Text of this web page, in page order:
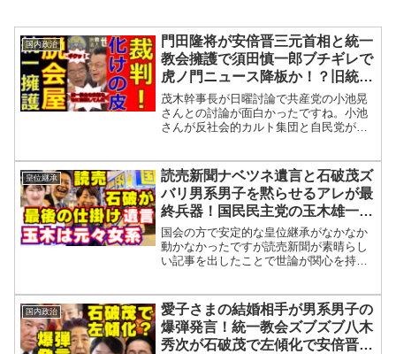
国内政治
門田隆将が安倍晋三元首相と統一
教会擁護で須田慎一郎ブチギレで
虎ノ門ニュース降板か！？旧統一
教会の脱会屋損害賠償訴訟がヤバ
イ！創価学会が靖国神社に提灯献
灯事件！小室圭は眞子さんと別れ
茂木幹事長が日曜討論で共産党の小池晃
さんとの討論が面白かったですね。小池
さんが反社会的カルト集団と自民党が何
いけども個人的に接点があったからこれ
を断っていくのが必要と答...
皇位継承
読売新聞ナベツネ遺言と石破茂ズ
バリ男系男子を黙らせるアレが最
終兵器！国民民主党の玉木雄一郎
が山尾志桜里を推薦した本当の理
由！
国会の方で安定的な皇位継承がなかなか
動かなかったですが読売新聞が素晴らし
い記事を出したことで世論が関心を持ち
ますね。読売新聞は4月17日の朝刊でも歴
史学者で京都産業大学...
国内政治
愛子さまの結婚相手が男系男子の
爆弾発言！統一教会ズブズブ八木
秀次が石破茂で左傾化で安倍晋三